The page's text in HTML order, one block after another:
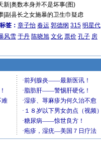
新| 奥数本身并不是坏事(图)
| 副县长之女施暴的卫生巾疑虑
签： 章子怡 春运 郭德纲 315 明星代
风雪 于丹 陈晓旭 文化 票价 孔子 房